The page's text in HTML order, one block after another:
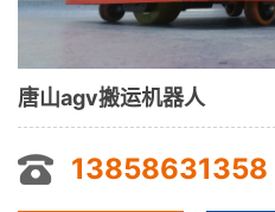
唐山agv搬运机器人
13858631358